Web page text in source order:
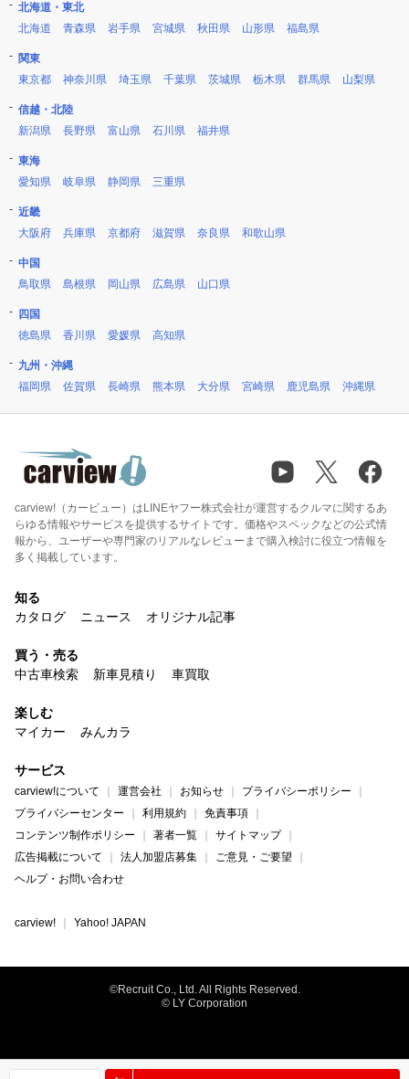
北海道・東北
北海道
青森県 岩手県 宮城県 秋田県 山形県 福島県
関東
東京都
神奈川県 埼玉県 千葉県 茨城県 栃木県 群馬県 山梨県
信越・北陸
新潟県
長野県 富山県 石川県 福井県
東海
愛知県
岐阜県 静岡県 三重県
近畿
大阪府
兵庫県 京都府 滋賀県 奈良県 和歌山県
中国
鳥取県
島根県 岡山県 広島県 山口県
四国
徳島県
香川県 愛媛県 高知県
九州・沖縄
福岡県
佐賀県 長崎県 熊本県 大分県 宮崎県 鹿児島県 沖縄県
carview!（カービュー）はLINEヤフー株式会社が運営するクルマに関するあ
らゆる情報やサービスを提供するサイトです。価格やスペックなどの公式情
報から、ユーザーや専門家のリアルなレビューまで購入検討に役立つ情報を
多く掲載しています。
知る
カタログ
ニュース オリジナル記事
買う・売る
中古車検索
新車見積り 車買取
楽しむ
マイカー
みんカラ
サービス
carview!について 運営会社 お知らせ
プライバシーポリシー
プライバシーセンター
利用規約
免責事項
コンテンツ制作ポリシー
著者一覧
サイトマップ
広告掲載について
法人加盟店募集
ご意見・ご要望
ヘルプ・お問い合わせ
carview! Yahoo! JAPAN
©Recruit Co., Ltd. All Rights Reserved.
© LY Corporation